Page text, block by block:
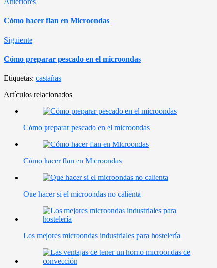
Anteriores
Cómo hacer flan en Microondas
Siguiente
Cómo preparar pescado en el microondas
Etiquetas: castañas
Artículos relacionados
Cómo preparar pescado en el microondas
Cómo hacer flan en Microondas
Que hacer si el microondas no calienta
Los mejores microondas industriales para hostelería